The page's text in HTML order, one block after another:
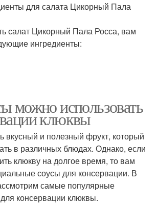
для салата Цикорный Пала
салат Цикорный Пала Росса, вам
ингредиенты:
можно использовать
клюквы
вкусный и полезный фрукт, который
в различных блюдах. Однако, если
клюкву на долгое время, то вам
соусы для консервации. В
самые популярные
консервации клюквы.